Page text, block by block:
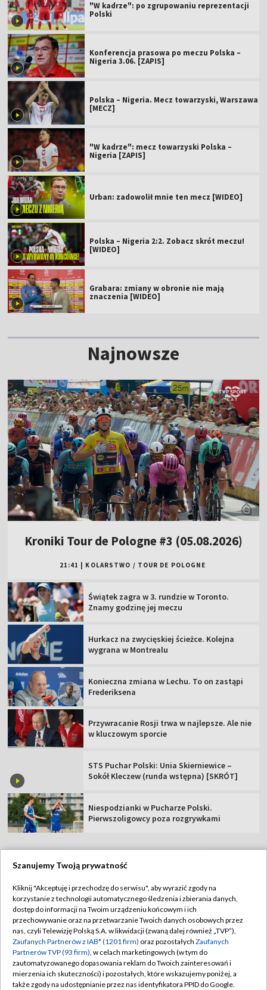
"W kadrze": po zgrupowaniu reprezentacji
Polski
Konferencja prasowa po meczu Polska –
Nigeria 3.06. [ZAPIS]
Polska – Nigeria. Mecz towarzyski, Warszawa
[MECZ]
"W kadrze": mecz towarzyski Polska –
Nigeria [ZAPIS]
Urban: zadowolił mnie ten mecz [WIDEO]
Polska – Nigeria 2:2. Zobacz skrót meczu!
[WIDEO]
Grabara: zmiany w obronie nie mają
znaczenia [WIDEO]
Najnowsze
Kroniki Tour de Pologne #3 (05.08.2026)
21:41 KOLARSTWO / TOUR DE POLOGNE
Świątek zagra w 3. rundzie w Toronto.
Znamy godzinę jej meczu
Hurkacz na zwycięskiej ścieżce. Kolejna
wygrana w Montrealu
Konieczna zmiana w Lechu. To on zastąpi
Frederiksena
Przywracanie Rosji trwa w najlepsze. Ale nie
w kluczowym sporcie
STS Puchar Polski: Unia Skierniewice –
Sokół Kleczew (runda wstępna) [SKRÓT]
Niespodzianki w Pucharze Polski.
Pierwszoligowcy poza rozgrywkami
TVP
Abonament TVP
Sklep TVP
Biuro Reklamy
Oferta Handlowa
Telegazeta ogłoszenia
Regulamin TVP
Polityka prywatności
Moje zgody
Biuro reklamy
Kontakt
Szanujemy Twoją prywatność
Kliknij "Akceptuję i przechodzę do serwisu", aby wyrazić zgody na
korzystanie z technologii automatycznego śledzenia i zbierania danych,
dostęp do informacji na Twoim urządzeniu końcowym i ich
przechowywanie oraz na przetwarzanie Twoich danych osobowych przez
nas, czyli Telewizję Polską S.A. w likwidacji (zwaną dalej również „TVP”),
Zaufanych Partnerów z IAB* (1201 firm) oraz pozostałych Zaufanych
Partnerów TVP (93 firm), w celach marketingowych (w tym do
zautomatyzowanego dopasowania reklam do Twoich zainteresowań i
mierzenia ich skuteczności) i pozostałych, które wskazujemy poniżej, a
także zgody na udostępnianie przez nas identyfikatora PPID do Google.